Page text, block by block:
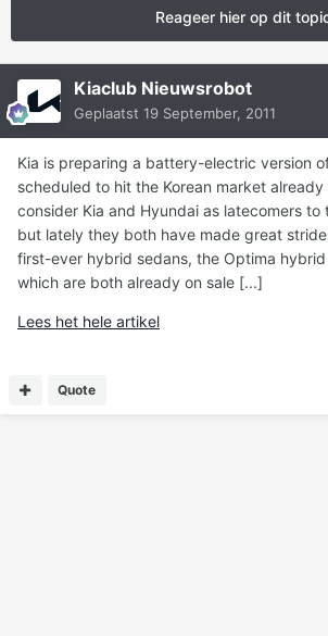
Reageer hier op dit
Kiaclub Nieuwsrobot
Geplaatst 19 September, 2011
Kia is preparing a battery-electric version
scheduled to hit the Korean market already
consider Kia and Hyundai as latecomers to
but lately they both have made great
first-ever hybrid sedans, the Optima
which are both already on sale [...]
Lees het hele artikel
Quote